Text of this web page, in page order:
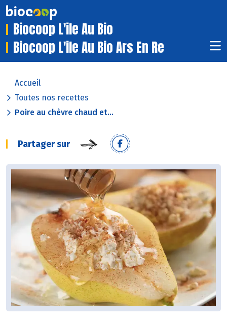
Biocoop L'ile Au Bio
Biocoop L'ile Au Bio Ars En Re
Accueil
Toutes nos recettes
Poire au chèvre chaud et...
Partager sur